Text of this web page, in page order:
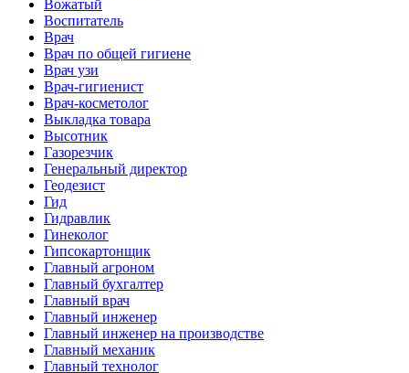
Вожатый
Воспитатель
Врач
Врач по общей гигиене
Врач узи
Врач-гигиенист
Врач-косметолог
Выкладка товара
Высотник
Газорезчик
Генеральный директор
Геодезист
Гид
Гидравлик
Гинеколог
Гипсокартонщик
Главный агроном
Главный бухгалтер
Главный врач
Главный инженер
Главный инженер на производстве
Главный механик
Главный технолог